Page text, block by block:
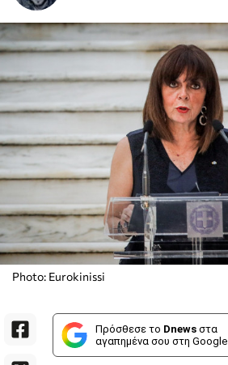
Photo: Eurokinissi
Πρόσθεσε το Dnews στα
αγαπημένα σου στη Google